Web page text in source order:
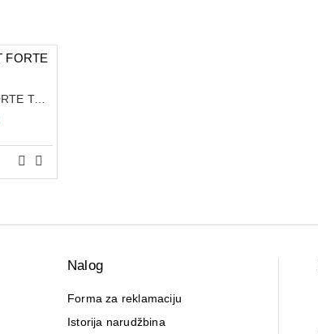
HEALTHAID SEXOVIT FORTE TABLETE A30
Nalog
Forma za reklamaciju
Istorija narudžbina